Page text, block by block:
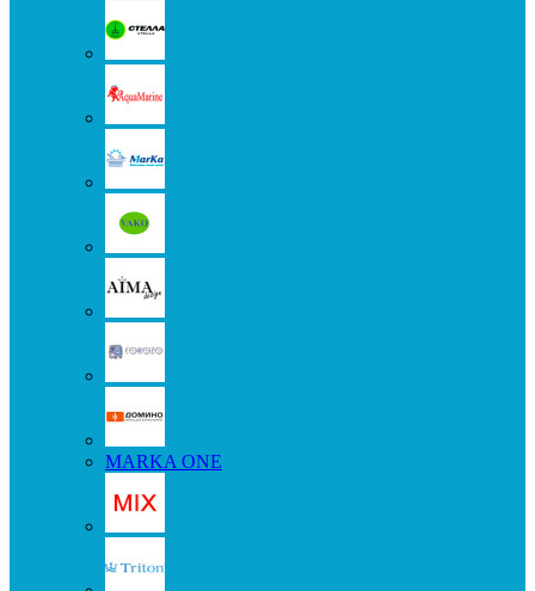
MARKA ONE